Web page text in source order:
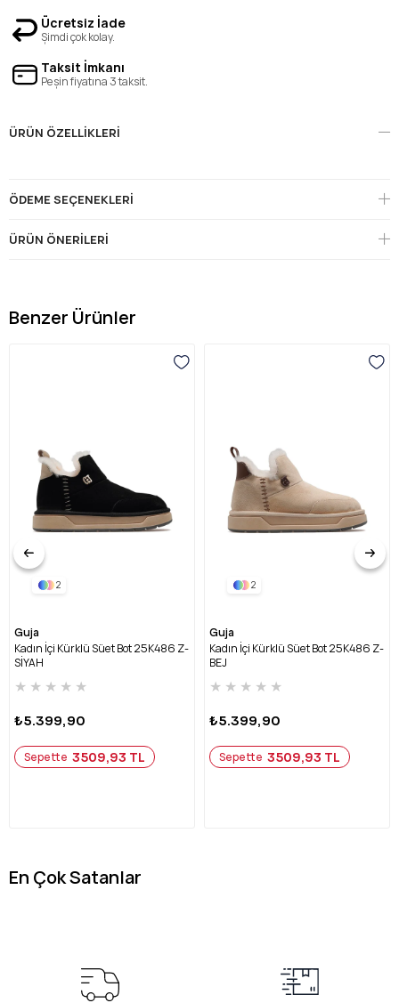
Ücretsiz İade
Şimdi çok kolay.
Taksit İmkanı
Peşin fiyatına 3 taksit.
ÜRÜN ÖZELLIKLERI
ÖDEME SEÇENEKLERI
ÜRÜN ÖNERILERI
Benzer Ürünler
2
Guja
Kadın İçi Kürklü Süet Bot 25K486 Z-
SİYAH
★ ★ ★ ★ ★
₺5.399,90
Sepette 3509,93 TL
2
Guja
Kadın İçi Kürklü Süet Bot 25K486 Z-
BEJ
★ ★ ★ ★ ★
₺5.399,90
Sepette 3509,93 TL
En Çok Satanlar